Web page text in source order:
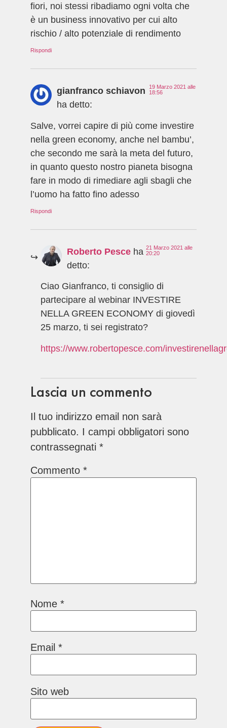
fiori, noi stessi ribadiamo ogni volta che
è un business innovativo per cui alto
rischio / alto potenziale di rendimento
Rispondi
gianfranco schiavon
ha detto:
19 Marzo 2021 alle
18:56
Salve, vorrei capire di più come investire
nella green economy, anche nel bambu’,
che secondo me sarà la meta del futuro,
in quanto questo nostro pianeta bisogna
fare in modo di rimediare agli sbagli che
l’uomo ha fatto fino adesso
Rispondi
Roberto Pesce ha
detto:
21 Marzo 2021 alle
20:20
Ciao Gianfranco, ti consiglio di
partecipare al webinar INVESTIRE
NELLA GREEN ECONOMY di giovedì
25 marzo, ti sei registrato?
https://www.robertopesce.com/
Lascia un commento
Il tuo indirizzo email non sarà
pubblicato. I campi obbligatori sono
contrassegnati *
Commento *
Nome *
Email *
Sito web